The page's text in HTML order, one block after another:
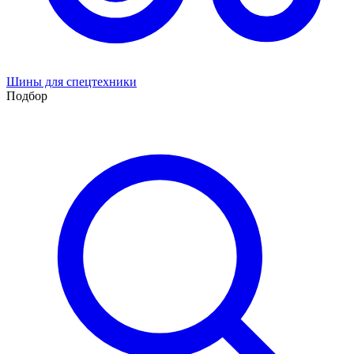
Шины для спецтехники
Подбор